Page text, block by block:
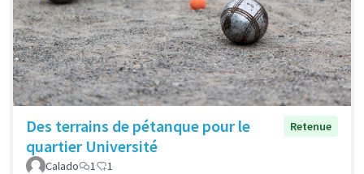
Des terrains de pétanque pour le
quartier Université
Retenue
Calado 1 1